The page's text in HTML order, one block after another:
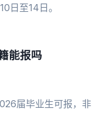
日至14日。
能报吗
届毕业生可报，非